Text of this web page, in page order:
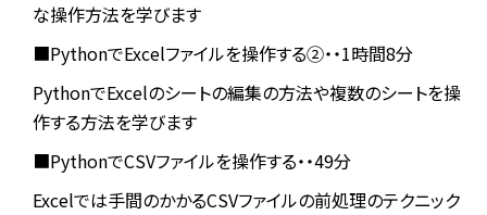
な操作方法を学びます
■PythonでExcelファイルを操作する②・・1時間8分
PythonでExcelのシートの編集の方法や複数のシートを操
作する方法を学びます
■PythonでCSVファイルを操作する・・49分
Excelでは手間のかかるCSVファイルの前処理のテクニック